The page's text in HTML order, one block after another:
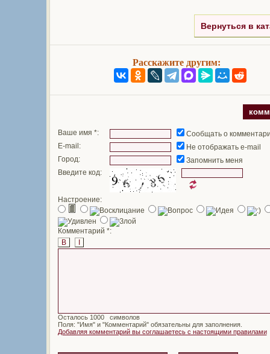
Вернуться в
Расскажите другим:
Ваше имя *:
Сообщать о
E-mail:
Не отображать e-mail
Город:
Запомнить меня
Введите код:
Настроение:
Комментарий *:
B
I
Осталось
символов
Поля: "Имя" и "Комментарий" обязательны для заполнения.
Добавляя комментарий вы соглашаетесь с настоящими правилами